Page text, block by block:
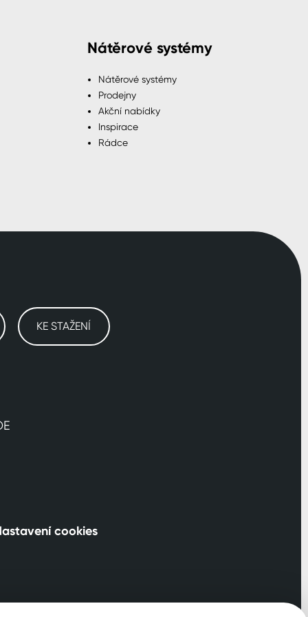
Nátěrové systémy
Nátěrové systémy
Prodejny
Akční nabídky
Inspirace
Rádce
KE STAŽENÍ
cookies